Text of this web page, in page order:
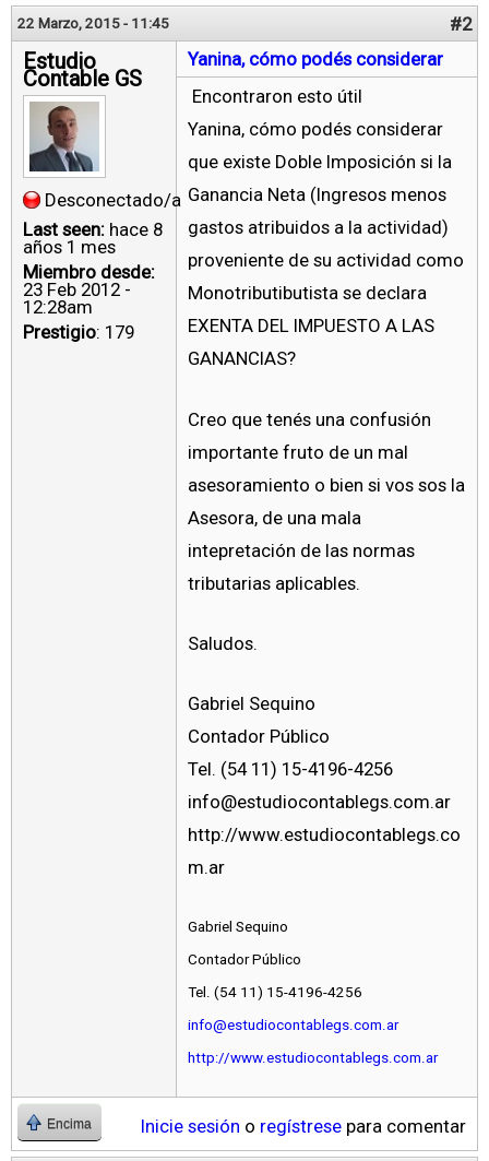
22 Marzo, 2015 - 11:45 #2
Estudio
Contable GS
Desconectado/a
Last seen: hace 8
años 1 mes
Miembro desde:
23 Feb 2012 -
12:28am
Prestigio: 179
Yanina, cómo podés considerar
Encontraron esto útil
Yanina, cómo podés considerar
que existe Doble Imposición si la
Ganancia Neta (Ingresos menos
gastos atribuidos a la actividad)
proveniente de su actividad como
Monotributibutista se declara
EXENTA DEL IMPUESTO A LAS
GANANCIAS?
Creo que tenés una confusión
importante fruto de un mal
asesoramiento o bien si vos sos la
Asesora, de una mala
intepretación de las normas
tributarias aplicables.
Saludos.
Gabriel Sequino
Contador Público
Tel. (54 11) 15-4196-4256
info@estudiocontablegs.com.ar
http://www.estudiocontablegs.co
m.ar
Gabriel Sequino
Contador Público
Tel. (54 11) 15-4196-4256
info@estudiocontablegs.com.ar
http://www.estudiocontablegs.com.ar
Encima Inicie sesión o regístrese para comentar